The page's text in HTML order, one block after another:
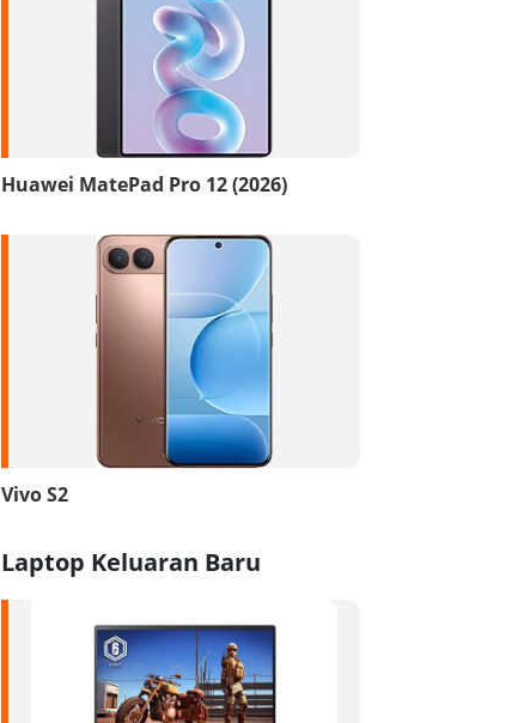
Huawei MatePad Pro 12 (2026)
Vivo S2
Laptop Keluaran Baru